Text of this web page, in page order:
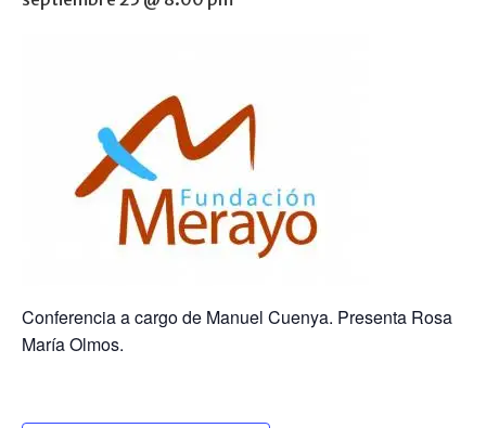
Conferencia a cargo de Manuel Cuenya. Presenta Rosa
María Olmos.